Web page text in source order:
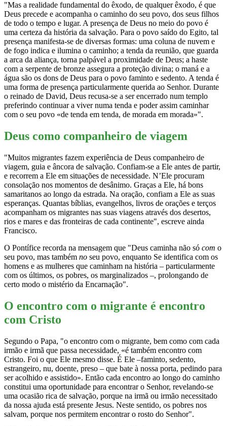
"Mas a realidade fundamental do êxodo, de qualquer êxodo, é que
Deus precede e acompanha o caminho do seu povo, dos seus filhos
de todo o tempo e lugar. A presença de Deus no meio do povo é
uma certeza da história da salvação. Para o povo saído do Egito, tal
presença manifesta-se de diversas formas: uma coluna de nuvem e
de fogo indica e ilumina o caminho; a tenda da reunião, que guarda
a arca da aliança, torna palpável a proximidade de Deus; a haste
com a serpente de bronze assegura a proteção divina; o maná e a
água são os dons de Deus para o povo faminto e sedento. A tenda é
uma forma de presença particularmente querida ao Senhor. Durante
o reinado de David, Deus recusa-se a ser encerrado num templo
preferindo continuar a viver numa tenda e poder assim caminhar
com o seu povo «de tenda em tenda, de morada em morada»".
Deus como companheiro de viagem
"Muitos migrantes fazem experiência de Deus companheiro de
viagem, guia e âncora de salvação. Confiam-se a Ele antes de partir,
e recorrem a Ele em situações de necessidade. N’Ele procuram
consolação nos momentos de desânimo. Graças a Ele, há bons
samaritanos ao longo da estrada. Na oração, confiam a Ele as suas
esperanças. Quantas bíblias, evangelhos, livros de orações e terços
acompanham os migrantes nas suas viagens através dos desertos,
rios e mares e das fronteiras de cada continente", escreve ainda
Francisco.
O Pontífice recorda na mensagem que "Deus caminha não só com o
seu povo, mas também no seu povo, enquanto Se identifica com os
homens e as mulheres que caminham na história – particularmente
com os últimos, os pobres, os marginalizados –, prolongando de
certo modo o mistério da Encarnação".
O encontro com o migrante é encontro
com Cristo
Segundo o Papa, "o encontro com o migrante, bem como com cada
irmão e irmã que passa necessidade, «é também encontro com
Cristo. Foi o que Ele mesmo disse. É Ele –faminto, sedento,
estrangeiro, nu, doente, preso – que bate à nossa porta, pedindo para
ser acolhido e assistido». Então cada encontro ao longo do caminho
constitui uma oportunidade para encontrar o Senhor, revelando-se
uma ocasião rica de salvação, porque na irmã ou irmão necessitado
da nossa ajuda está presente Jesus. Neste sentido, os pobres nos
salvam, porque nos permitem encontrar o rosto do Senhor".